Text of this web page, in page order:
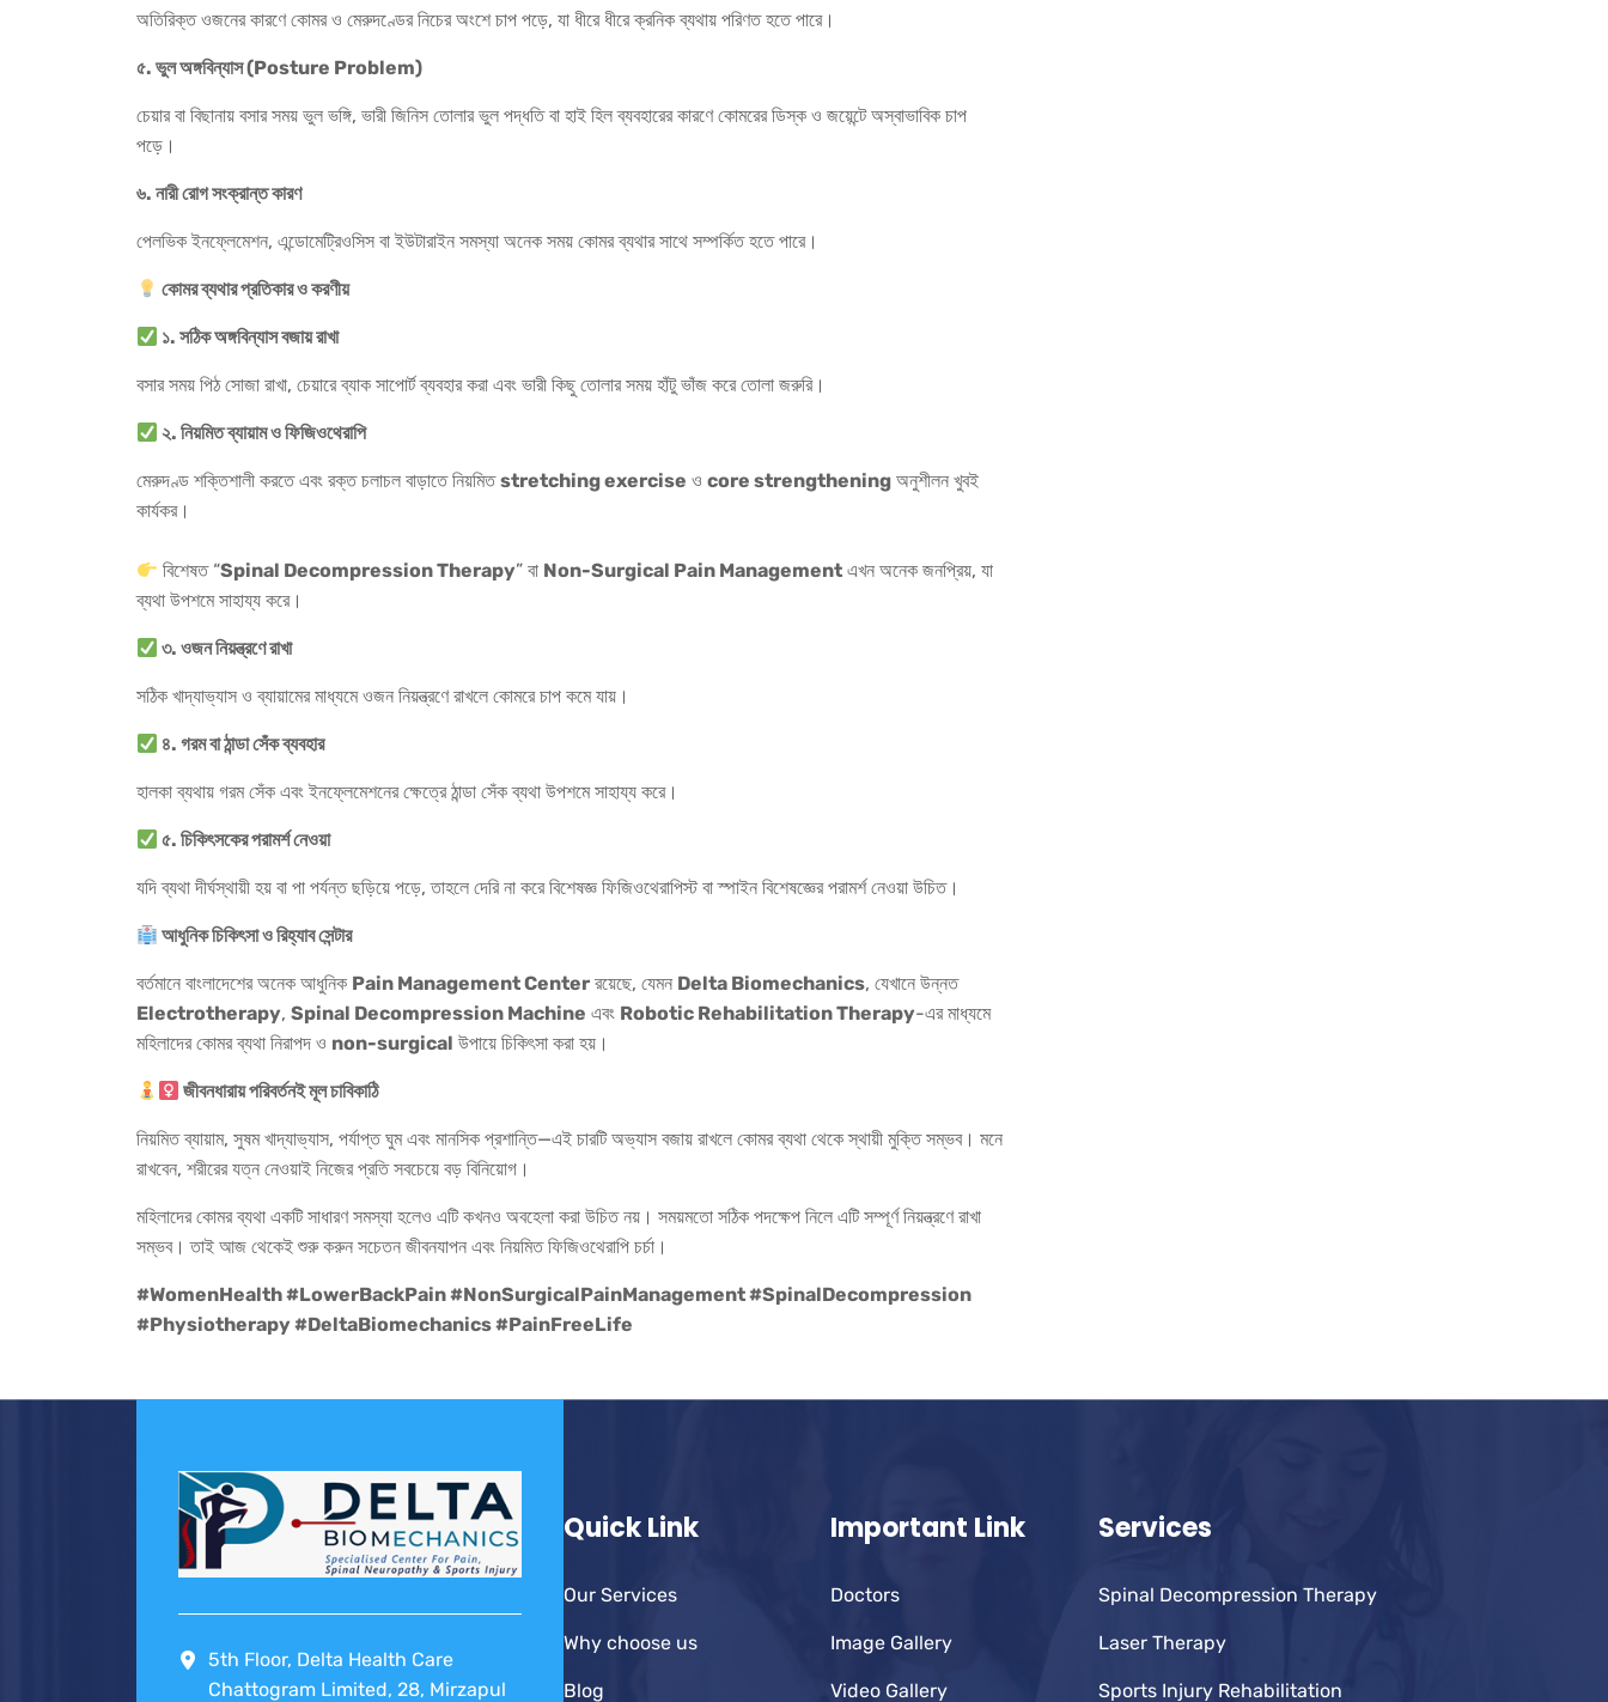
অতিরিক্ত ওজনের কারণে কোমর ও মেরুদণ্ডের নিচের অংশে চাপ পড়ে, যা ধীরে ধীরে ক্রনিক ব্যথায় পরিণত হতে পারে।
৫. ভুলঅঙ্গবিন্যাস(Posture Problem)
চেয়ার বা বিছানায় বসার সময় ভুল ভঙ্গি, ভারী জিনিস তোলার ভুল পদ্ধতি বা হাই হিল ব্যবহারের কারণে কোমরের ডিস্ক ও জয়েন্টে অস্বাভাবিক চাপ
পড়ে।
৬. নারীরোগসংক্রান্তকারণ
পেলভিক ইনফ্লেমেশন, এন্ডোমেট্রিওসিস বা ইউটারাইন সমস্যা অনেক সময় কোমর ব্যথার সাথে সম্পর্কিত হতে পারে।
কোমরব্যথারপ্রতিকারওকরণীয়
১.সঠিকঅঙ্গবিন্যাসবজায়রাখা
বসার সময় পিঠ সোজা রাখা, চেয়ারে ব্যাক সাপোর্ট ব্যবহার করা এবং ভারী কিছু তোলার সময় হাঁটু ভাঁজ করে তোলা জরুরি।
২.নিয়মিতব্যায়ামওফিজিওথেরাপি
মেরুদণ্ড শক্তিশালী করতে এবং রক্ত চলাচল বাড়াতে নিয়মিতstretching exercise ও core strengthening অনুশীলন খুবই
কার্যকর।
বিশেষত “Spinal Decompression Therapy” বা Non-Surgical Pain Management এখন অনেক জনপ্রিয়, যা
ব্যথা উপশমে সাহায্য করে।
৩.ওজননিয়ন্ত্রণেরাখা
সঠিক খাদ্যাভ্যাস ও ব্যায়ামের মাধ্যমে ওজন নিয়ন্ত্রণে রাখলে কোমরে চাপ কমে যায়।
৪.গরমবাঠান্ডাসেঁকব্যবহার
হালকা ব্যথায় গরম সেঁক এবং ইনফ্লেমেশনের ক্ষেত্রে ঠান্ডা সেঁক ব্যথা উপশমে সাহায্য করে।
৫.চিকিৎসকেরপরামর্শনেওয়া
যদি ব্যথা দীর্ঘস্থায়ী হয় বা পা পর্যন্ত ছড়িয়ে পড়ে, তাহলে দেরি না করে বিশেষজ্ঞ ফিজিওথেরাপিস্ট বা স্পাইন বিশেষজ্ঞের পরামর্শ নেওয়া উচিত।
আধুনিকচিকিৎসাওরিহ্যাবসেন্টার
বর্তমানে বাংলাদেশের অনেক আধুনিক Pain Management Center রয়েছে, যেমন Delta Biomechanics, যেখানে উন্নত
Electrotherapy, Spinal Decompression Machine এবং Robotic Rehabilitation Therapy-এর মাধ্যমে
মহিলাদের কোমর ব্যথা নিরাপদ ও non-surgical উপায়ে চিকিৎসা করা হয়।
জীবনধারায়পরিবর্তনইমূলচাবিকাঠি
নিয়মিত ব্যায়াম, সুষম খাদ্যাভ্যাস, পর্যাপ্ত ঘুম এবং মানসিক প্রশান্তি—এই চারটি অভ্যাস বজায় রাখলে কোমর ব্যথা থেকে স্থায়ী মুক্তি সম্ভব। মনে
রাখবেন, শরীরের যত্ন নেওয়াই নিজের প্রতি সবচেয়ে বড় বিনিয়োগ।
মহিলাদের কোমর ব্যথা একটি সাধারণ সমস্যা হলেও এটি কখনও অবহেলা করা উচিত নয়। সময়মতো সঠিক পদক্ষেপ নিলে এটি সম্পূর্ণ নিয়ন্ত্রণে রাখা
সম্ভব। তাই আজ থেকেই শুরু করুন সচেতন জীবনযাপন এবং নিয়মিত ফিজিওথেরাপি চর্চা।
#WomenHealth #LowerBackPain #NonSurgicalPainManagement #SpinalDecompression
#Physiotherapy #DeltaBiomechanics #PainFreeLife
5th Floor, Delta Health Care
Chattogram Limited, 28, Mirzapul
Quick Link
Our Services
Why choose us
Blog
Important Link
Doctors
Image Gallery
Video Gallery
Services
Spinal Decompression Therapy
Laser Therapy
Sports Injury Rehabilitation